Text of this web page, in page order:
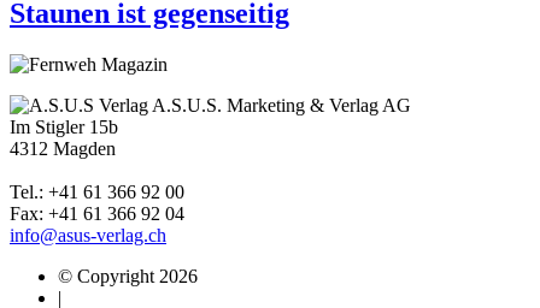
Staunen ist gegenseitig
A.S.U.S. Marketing & Verlag AG
Im Stigler 15b
4312 Magden
Tel.: +41 61 366 92 00
Fax: +41 61 366 92 04
info@asus-verlag.ch
© Copyright 2026
|